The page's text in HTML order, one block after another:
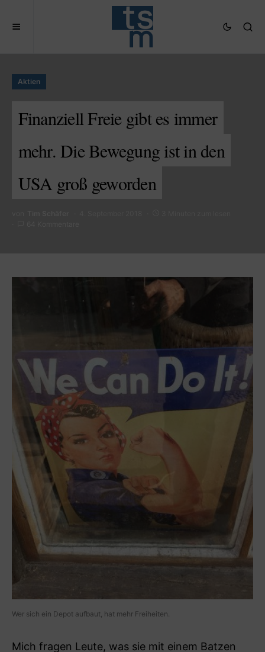
Aktien
Finanziell Freie gibt es immer
mehr. Die Bewegung ist in den
USA groß geworden
Wer sich ein Depot aufbaut, hat mehr Freiheiten.
Mich fragen Leute, was sie mit einem Batzen